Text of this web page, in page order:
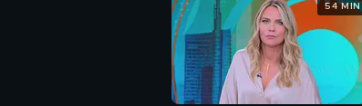
54 MIN